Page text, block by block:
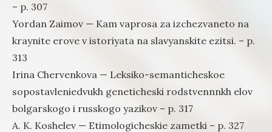
– p. 307
Yordan Zaimov — Kam vaprosa za izchezvaneto na
kraynite erove v istoriyata na slavyanskite ezitsi. – p.
313
Irina Chervenkova — Leksiko-semanticheskoe
sopostavleniedvukh geneticheski rodstvennnkh elov
bolgarskogo i russkogo yazikov – p. 317
A. K. Koshelev — Etimologicheskie zametki – p. 327